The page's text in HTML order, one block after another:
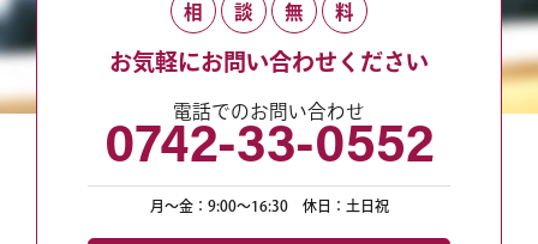
相 談 無 料
お気軽にお問い合わせください
電話でのお問い合わせ
0742-33-0552
月〜金：9:00〜16:30休日：土日祝